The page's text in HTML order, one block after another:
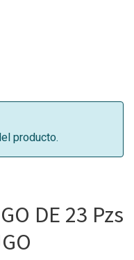
producto.
DE 23 Pzs